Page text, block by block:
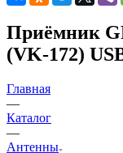
Приёмник
(VK‑172)
Главная
—
Каталог
—
Антенны